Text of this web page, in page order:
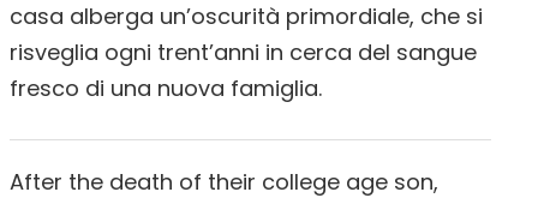
casa alberga un’oscurità primordiale, che si
risveglia ogni trent’anni in cerca del sangue
fresco di una nuova famiglia.
After the death of their college age son,